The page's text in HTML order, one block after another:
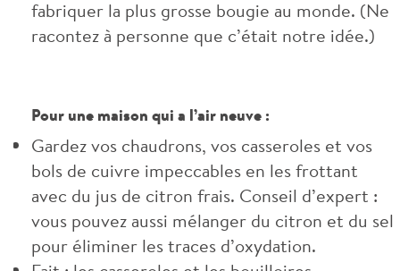
fabriquer la plus grosse bougie au monde. (Ne
racontez à personne que c’était notre idée.)
Pour une maison qui a l’air neuve :
Gardez vos chaudrons, vos casseroles et vos
bols de cuivre impeccables en les frottant
avec du jus de citron frais. Conseil d’expert :
vous pouvez aussi mélanger du citron et du sel
pour éliminer les traces d’oxydation.